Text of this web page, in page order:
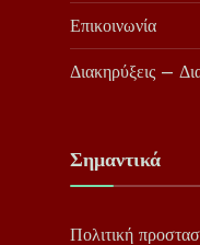
Επικοινωνία
Διακηρύξεις –
Σημαντικά
Πολιτική